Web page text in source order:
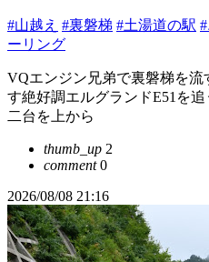
#山越え #裏磐梯 #土湯道の駅
ーリング
VQエンジン兄弟で裏磐梯を流
す絶好調エルグランドE51を
二台を上から
thumb_up 2
comment0
2026/08/08 21:16